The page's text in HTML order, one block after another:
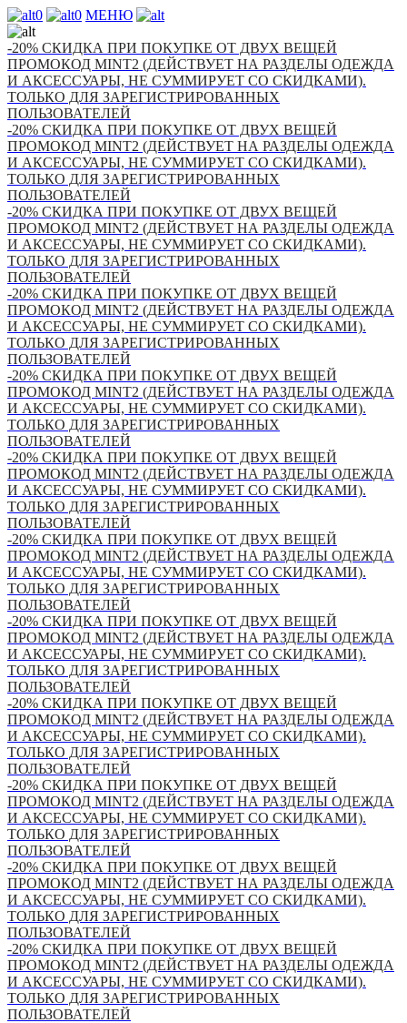
0 0 МЕНЮ
-20% СКИДКА ПРИ ПОКУПКЕ ОТ ДВУХ ВЕЩЕЙ
ПРОМОКОД MINT2 (ДЕЙСТВУЕТ НА РАЗДЕЛЫ ОДЕЖДА
И АКСЕССУАРЫ, НЕ СУММИРУЕТ СО СКИДКАМИ).
ТОЛЬКО ДЛЯ ЗАРЕГИСТРИРОВАННЫХ
ПОЛЬЗОВАТЕЛЕЙ
-20% СКИДКА ПРИ ПОКУПКЕ ОТ ДВУХ ВЕЩЕЙ
ПРОМОКОД MINT2 (ДЕЙСТВУЕТ НА РАЗДЕЛЫ ОДЕЖДА
И АКСЕССУАРЫ, НЕ СУММИРУЕТ СО СКИДКАМИ).
ТОЛЬКО ДЛЯ ЗАРЕГИСТРИРОВАННЫХ
ПОЛЬЗОВАТЕЛЕЙ
-20% СКИДКА ПРИ ПОКУПКЕ ОТ ДВУХ ВЕЩЕЙ
ПРОМОКОД MINT2 (ДЕЙСТВУЕТ НА РАЗДЕЛЫ ОДЕЖДА
И АКСЕССУАРЫ, НЕ СУММИРУЕТ СО СКИДКАМИ).
ТОЛЬКО ДЛЯ ЗАРЕГИСТРИРОВАННЫХ
ПОЛЬЗОВАТЕЛЕЙ
-20% СКИДКА ПРИ ПОКУПКЕ ОТ ДВУХ ВЕЩЕЙ
ПРОМОКОД MINT2 (ДЕЙСТВУЕТ НА РАЗДЕЛЫ ОДЕЖДА
И АКСЕССУАРЫ, НЕ СУММИРУЕТ СО СКИДКАМИ).
ТОЛЬКО ДЛЯ ЗАРЕГИСТРИРОВАННЫХ
ПОЛЬЗОВАТЕЛЕЙ
-20% СКИДКА ПРИ ПОКУПКЕ ОТ ДВУХ ВЕЩЕЙ
ПРОМОКОД MINT2 (ДЕЙСТВУЕТ НА РАЗДЕЛЫ ОДЕЖДА
И АКСЕССУАРЫ, НЕ СУММИРУЕТ СО СКИДКАМИ).
ТОЛЬКО ДЛЯ ЗАРЕГИСТРИРОВАННЫХ
ПОЛЬЗОВАТЕЛЕЙ
-20% СКИДКА ПРИ ПОКУПКЕ ОТ ДВУХ ВЕЩЕЙ
ПРОМОКОД MINT2 (ДЕЙСТВУЕТ НА РАЗДЕЛЫ ОДЕЖДА
И АКСЕССУАРЫ, НЕ СУММИРУЕТ СО СКИДКАМИ).
ТОЛЬКО ДЛЯ ЗАРЕГИСТРИРОВАННЫХ
ПОЛЬЗОВАТЕЛЕЙ
-20% СКИДКА ПРИ ПОКУПКЕ ОТ ДВУХ ВЕЩЕЙ
ПРОМОКОД MINT2 (ДЕЙСТВУЕТ НА РАЗДЕЛЫ ОДЕЖДА
И АКСЕССУАРЫ, НЕ СУММИРУЕТ СО СКИДКАМИ).
ТОЛЬКО ДЛЯ ЗАРЕГИСТРИРОВАННЫХ
ПОЛЬЗОВАТЕЛЕЙ
-20% СКИДКА ПРИ ПОКУПКЕ ОТ ДВУХ ВЕЩЕЙ
ПРОМОКОД MINT2 (ДЕЙСТВУЕТ НА РАЗДЕЛЫ ОДЕЖДА
И АКСЕССУАРЫ, НЕ СУММИРУЕТ СО СКИДКАМИ).
ТОЛЬКО ДЛЯ ЗАРЕГИСТРИРОВАННЫХ
ПОЛЬЗОВАТЕЛЕЙ
-20% СКИДКА ПРИ ПОКУПКЕ ОТ ДВУХ ВЕЩЕЙ
ПРОМОКОД MINT2 (ДЕЙСТВУЕТ НА РАЗДЕЛЫ ОДЕЖДА
И АКСЕССУАРЫ, НЕ СУММИРУЕТ СО СКИДКАМИ).
ТОЛЬКО ДЛЯ ЗАРЕГИСТРИРОВАННЫХ
ПОЛЬЗОВАТЕЛЕЙ
-20% СКИДКА ПРИ ПОКУПКЕ ОТ ДВУХ ВЕЩЕЙ
ПРОМОКОД MINT2 (ДЕЙСТВУЕТ НА РАЗДЕЛЫ ОДЕЖДА
И АКСЕССУАРЫ, НЕ СУММИРУЕТ СО СКИДКАМИ).
ТОЛЬКО ДЛЯ ЗАРЕГИСТРИРОВАННЫХ
ПОЛЬЗОВАТЕЛЕЙ
-20% СКИДКА ПРИ ПОКУПКЕ ОТ ДВУХ ВЕЩЕЙ
ПРОМОКОД MINT2 (ДЕЙСТВУЕТ НА РАЗДЕЛЫ ОДЕЖДА
И АКСЕССУАРЫ, НЕ СУММИРУЕТ СО СКИДКАМИ).
ТОЛЬКО ДЛЯ ЗАРЕГИСТРИРОВАННЫХ
ПОЛЬЗОВАТЕЛЕЙ
-20% СКИДКА ПРИ ПОКУПКЕ ОТ ДВУХ ВЕЩЕЙ
ПРОМОКОД MINT2 (ДЕЙСТВУЕТ НА РАЗДЕЛЫ ОДЕЖДА
И АКСЕССУАРЫ, НЕ СУММИРУЕТ СО СКИДКАМИ).
ТОЛЬКО ДЛЯ ЗАРЕГИСТРИРОВАННЫХ
ПОЛЬЗОВАТЕЛЕЙ